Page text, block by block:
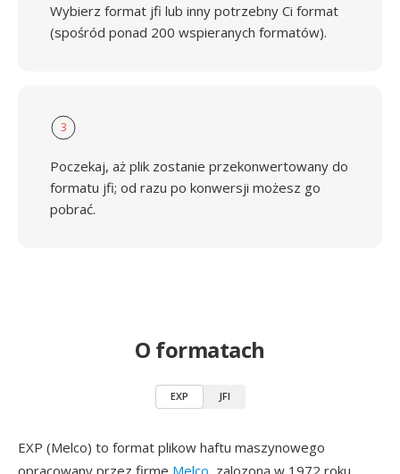
Wybierz format jfi lub inny potrzebny Ci format
(spośród ponad 200 wspieranych formatów).
3
Poczekaj, aż plik zostanie przekonwertowany do
formatu jfi; od razu po konwersji możesz go
pobrać.
O formatach
EXP JFI
EXP (Melco) to format plikow haftu maszynowego
opracowany przez firme Melco, zalozoną w 1972 roku,